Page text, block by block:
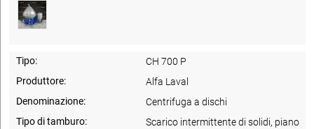
Tipo:
CH 700 P
Produttore:
Alfa Laval
Denominazione:
Centrifuga a dischi
Tipo di tamburo:
Scarico intermittente di solidi, piano